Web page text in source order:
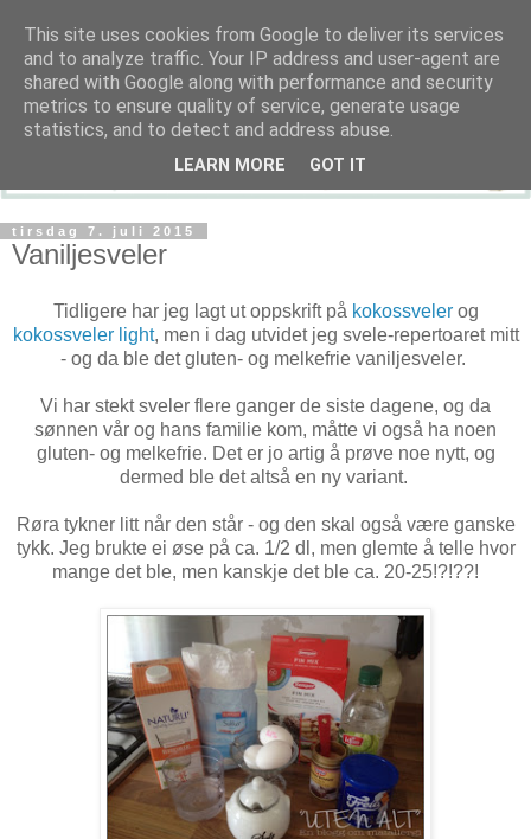
tirsdag 7. juli 2015
Vaniljesveler
Tidligere har jeg lagt ut oppskrift på kokossvelerog
kokossveler light, men i dag utvidet jeg svele-repertoaret mitt
- og da ble det gluten- og melkefrie vaniljesveler.
Vi har stekt sveler flere ganger de siste dagene, og da
sønnen vår og hans familie kom, måtte vi også ha noen
gluten- og melkefrie. Det er jo artig å prøve noe nytt, og
dermed ble det altså en ny variant.
Røra tykner litt når den står - og den skal også være ganske
tykk. Jeg brukte ei øse på ca. 1/2 dl, men glemte å telle hvor
mange det ble, men kanskje det ble ca. 20-25!?!??!
This site uses cookies from Google to deliver its services
and to analyze traffic. Your IP address and user-agent are
shared with Google along with performance and security
metrics to ensure quality of service, generate usage
statistics, and to detect and address abuse.
LEARN MORE GOT IT